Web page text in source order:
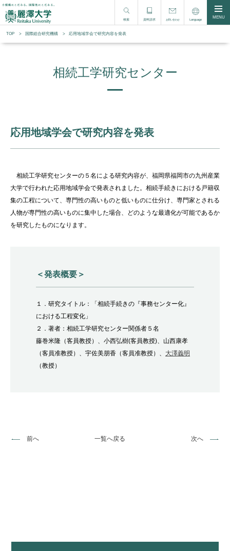
検索 資料請求 お問い合わせ Language MENU
TOP 国際総合研究機構 応用地域学会で研究内容を発表
相続工学研究センター
応用地域学会で研究内容を発表
相続工学研究センターの５名による研究内容が、福岡県福岡市の九州産業
大学で行われた応用地域学会で発表されました。相続手続きにおける戸籍収
集の工程について、専門性の高いものと低いものに仕分け、専門家とされる
人物が専門性の高いものに集中した場合、どのような最適化が可能であるか
を研究したものになります。
＜発表概要＞
１．研究タイトル：「相続手続きの『事務センター化』
における工程変化」
２．著者：相続工学研究センター関係者５名
藤巻米隆（客員教授）、小西弘樹(客員教授)、山西康孝
（客員准教授）、宇佐美朋香（客員准教授）、 大澤義明
（教授）
前へ 一覧へ戻る 次へ